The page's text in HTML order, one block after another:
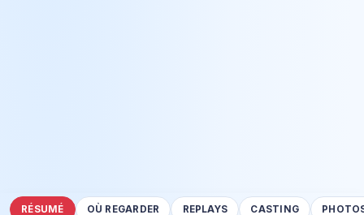
RÉSUMÉ OÙ REGARDER REPLAYS CASTING